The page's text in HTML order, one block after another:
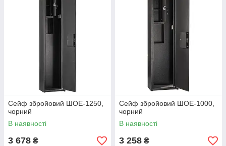
Сейф збройовий ШОЕ-1250,
чорний
В наявності
3 678 ₴
Сейф збройовий ШОЕ-1000,
чорний
В наявності
3 258 ₴